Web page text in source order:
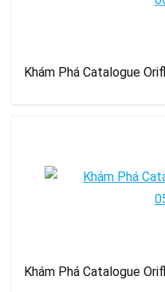
Khám Phá Catalogue
Khám Phá Catalogue